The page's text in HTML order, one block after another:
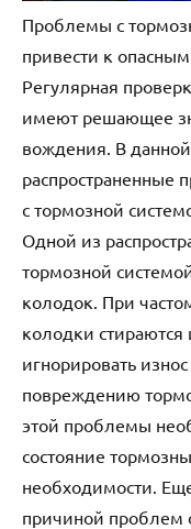
Проблемы с
привести к
Регулярная
имеют решающее
вождения. В данной
распространенные
с тормозной
Одной из
тормозной
колодок. При
колодки
игнорировать
повреждению
этой проблемы
состояние
необходимости.
причиной проблем